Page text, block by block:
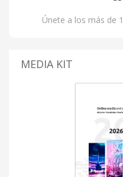
Únete a los más de
MEDIA KIT